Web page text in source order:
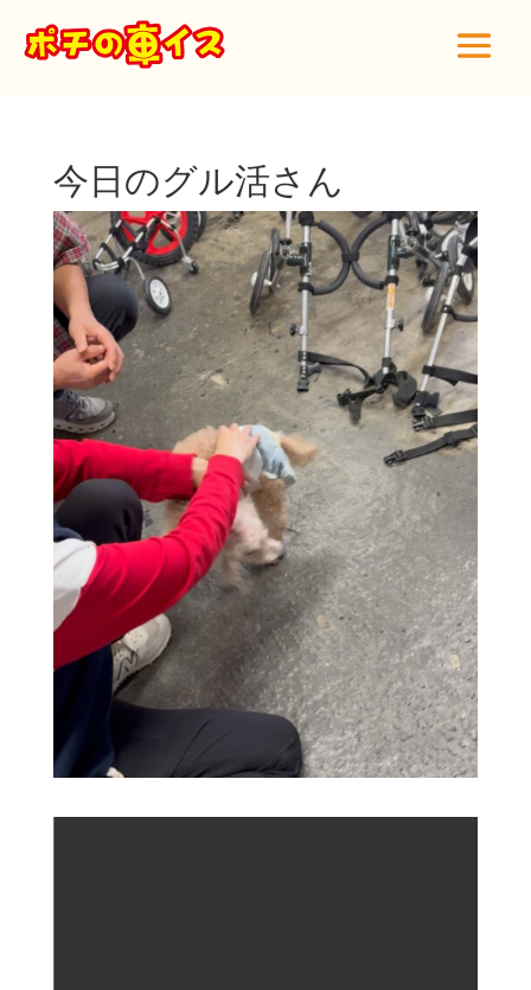
今日のグル活さん